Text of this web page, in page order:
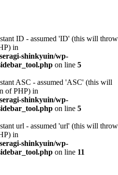
ID - assumed 'ID' (this will throw
in
shinkyuin/wp-
on line 5
ASC - assumed 'ASC' (this will
of PHP) in
shinkyuin/wp-
on line 5
url - assumed 'url' (this will throw
in
shinkyuin/wp-
on line 11